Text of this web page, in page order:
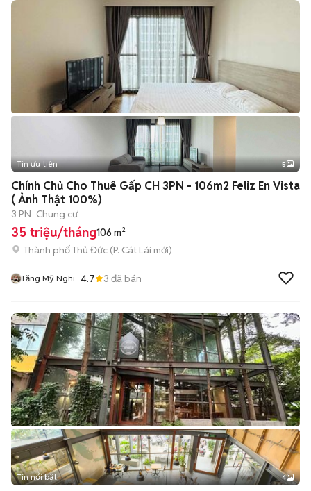
Tin ưu tiên 5
Chính Chủ Cho Thuê Gấp CH 3PN - 106m2 Feliz En Vista
( Ảnh Thật 100%)
3 PN Chung cư
35 triệu/tháng106 m²
Thành phố Thủ Đức (P. Cát Lái mới)
Tăng Mỹ Nghi 4.7 3 đã bán
Tin nổi bật 4